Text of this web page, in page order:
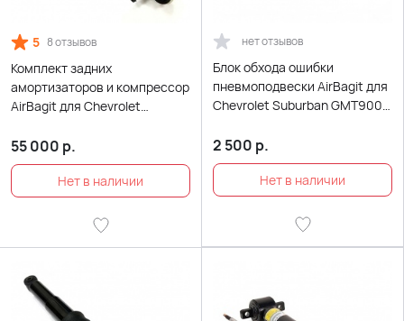
5 8 отзывов
Комплект задних
амортизаторов и компрессор
AirBagit для Chevrolet
2006)
55 000 р.
нет отзывов
Блок обхода ошибки
пневмоподвески AirBagit для
Chevrolet Suburban GMT900
2 500 р.